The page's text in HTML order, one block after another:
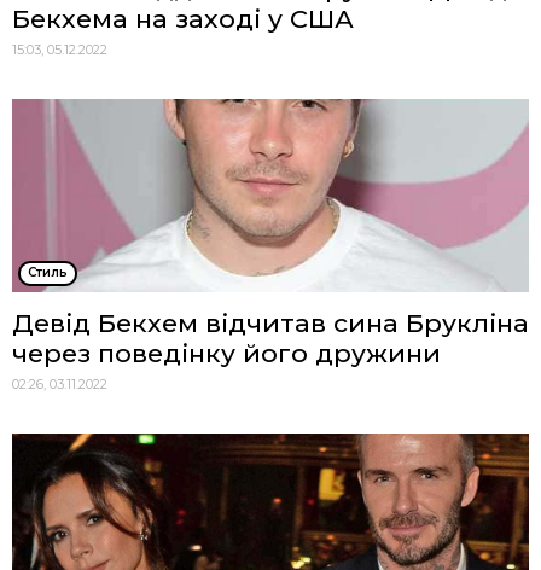
Бекхема на заході у США
15:03, 05.12.2022
Стиль
Девід Бекхем відчитав сина Брукліна
через поведінку його дружини
02:26, 03.11.2022